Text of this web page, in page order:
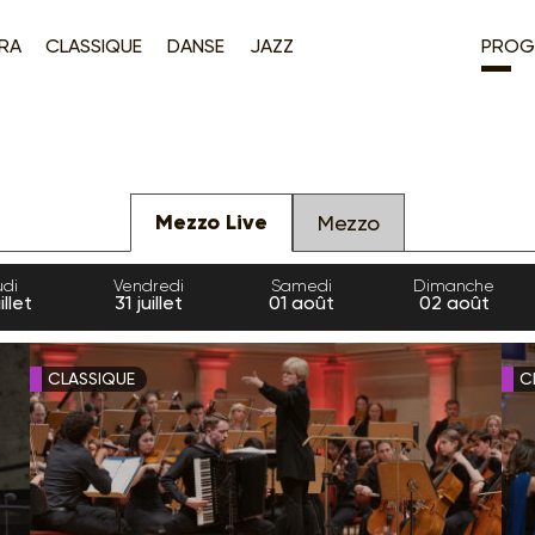
CLASSIQUE DANSE JAZZ
Mezzo Live Mezzo
Vendredi
31 juillet
Samedi
01 août
Dimanche
02 août
CLASSIQUE